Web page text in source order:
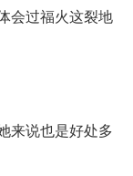
过福火这裂地
说也是好处多